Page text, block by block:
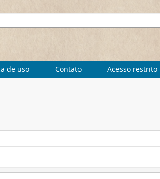
de uso Contato Acesso restrito